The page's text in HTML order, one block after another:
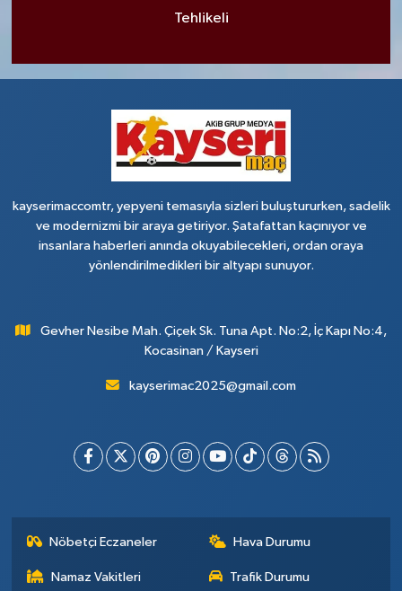
Tehlikeli
kayserimaccomtr, yepyeni temasıyla sizleri buluştururken, sadelik
ve modernizmi bir araya getiriyor. Şatafattan kaçınıyor ve
insanlara haberleri anında okuyabilecekleri, ordan oraya
yönlendirilmedikleri bir altyapı sunuyor.
Gevher Nesibe Mah. Çiçek Sk. Tuna Apt. No:2, İç Kapı No:4,
Kocasinan / Kayseri
kayserimac2025@gmail.com
Nöbetçi Eczaneler Hava Durumu
Namaz Vakitleri Trafik Durumu